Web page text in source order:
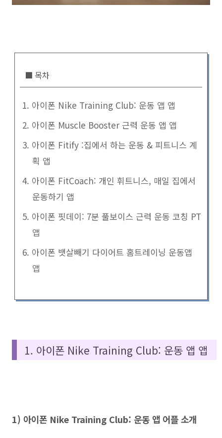
■ 목차
1. 아이폰 Nike Training Club: 운동 앱 앱
2. 아이폰 Muscle Booster 근력 운동 앱 앱
3. 아이폰 Fitify :집에서 하는 운동 & 피트니스 계
획 앱
4. 아이폰 FitCoach: 개인 휘트니스, 매일 집에서
운동하기 앱
5. 아이폰 핏데이: 7분 풀보이스 근력 운동 코칭 PT
앱
6. 아이폰 뱃살빼기 다이어트 홈트레이닝 운동앱
앱
1. 아이폰 Nike Training Club: 운동 앱 앱
1) 아이폰 Nike Training Club: 운동 앱 어플 소개